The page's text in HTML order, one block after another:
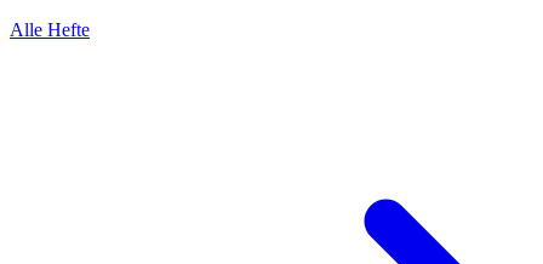
Alle Hefte